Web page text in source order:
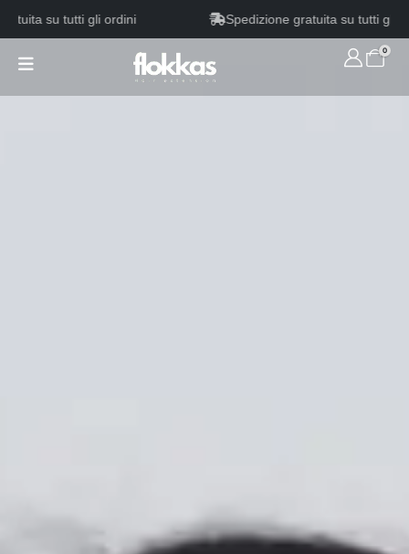
su tutti gli ordini Spedizione gratuita su tutti gli ordini
0